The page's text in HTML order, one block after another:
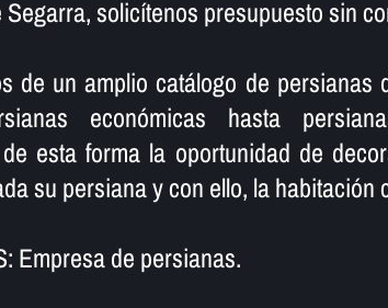
Segarra, solicí­tenos presupuesto sin
de un amplio catálogo de persianas
económicas hasta
esta forma la oportunidad de
su persiana y con ello, la habitación
Empresa de persianas.